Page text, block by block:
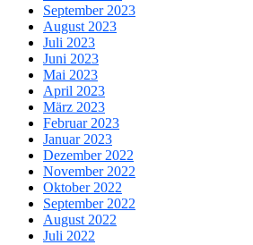
September 2023
August 2023
Juli 2023
Juni 2023
Mai 2023
April 2023
März 2023
Februar 2023
Januar 2023
Dezember 2022
November 2022
Oktober 2022
September 2022
August 2022
Juli 2022